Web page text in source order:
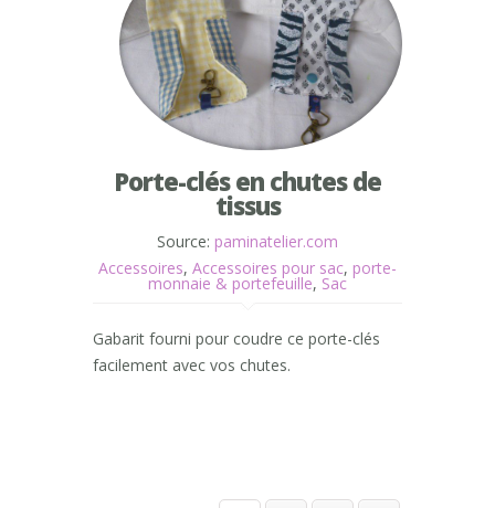
Porte-clés en chutes de
tissus
Source: paminatelier.com
Accessoires, Accessoires pour sac, porte-
monnaie & portefeuille, Sac
Gabarit fourni pour coudre ce porte-clés
facilement avec vos chutes.